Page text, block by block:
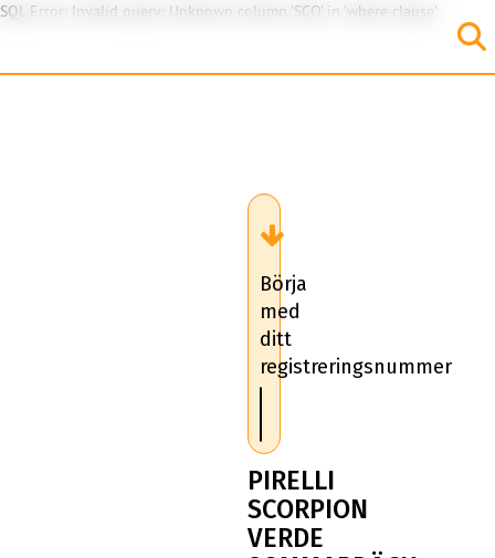
SQL Error: Invalid query: Unknown column 'SCO' in 'where clause'
Börja
med
ditt
registreringsnummer
PIRELLI
SCORPION
VERDE